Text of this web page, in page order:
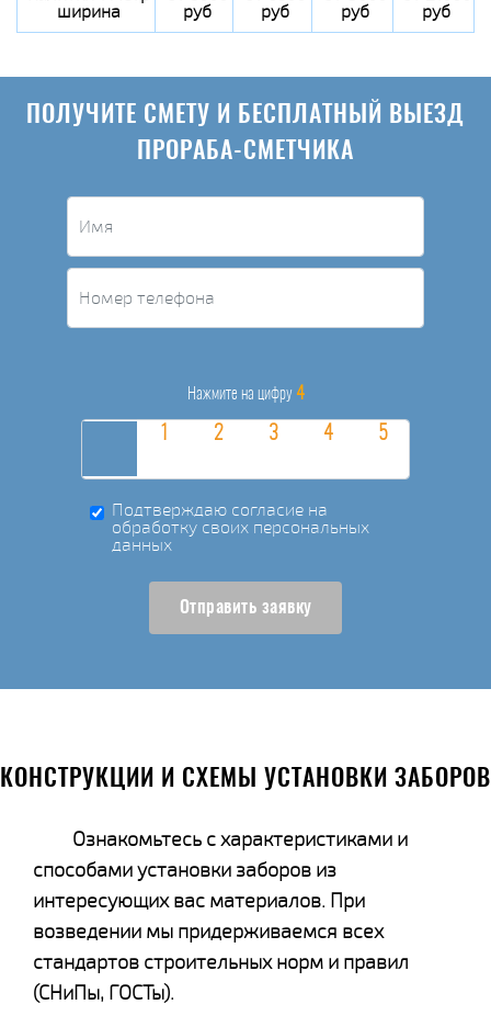
ширина руб руб руб руб
ПОЛУЧИТЕ СМЕТУ И БЕСПЛАТНЫЙ ВЫЕЗД
ПРОРАБА-СМЕТЧИКА
Нажмите на цифру 4
Подтверждаю согласие на
обработку своих персональных
данных
Отправить заявку
КОНСТРУКЦИИ И СХЕМЫ УСТАНОВКИ ЗАБОРОВ
Ознакомьтесь с характеристиками и
способами установки заборов из
интересующих вас материалов. При
возведении мы придерживаемся всех
стандартов строительных норм и правил
(СНиПы, ГОСТы).